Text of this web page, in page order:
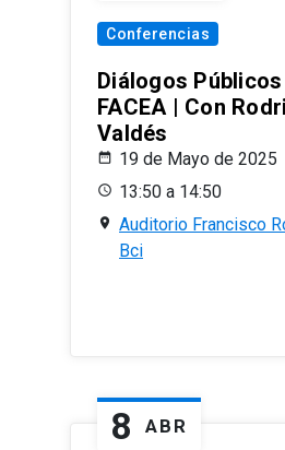
Conferencias
Diálogos Públicos
FACEA | Con
Valdés
19 de Mayo de 2025
13:50 a 14:50
Auditorio Francisco
Bci
8 ABR